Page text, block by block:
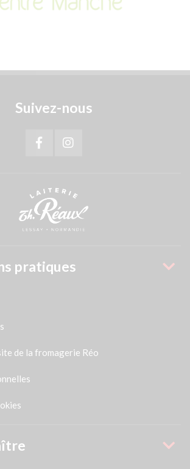
Suivez-nous
pratiques
de la fromagerie Réo